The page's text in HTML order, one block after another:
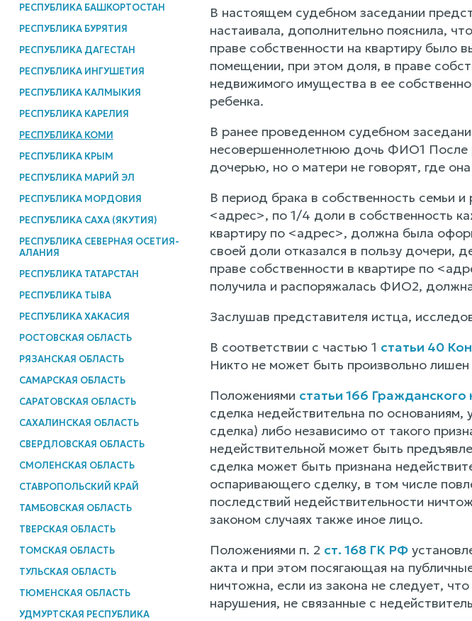
РЕСПУБЛИКА БАШКОРТОСТАН
РЕСПУБЛИКА БУРЯТИЯ
РЕСПУБЛИКА ДАГЕСТАН
РЕСПУБЛИКА ИНГУШЕТИЯ
РЕСПУБЛИКА КАЛМЫКИЯ
РЕСПУБЛИКА КАРЕЛИЯ
РЕСПУБЛИКА КОМИ
РЕСПУБЛИКА КРЫМ
РЕСПУБЛИКА МАРИЙ ЭЛ
РЕСПУБЛИКА МОРДОВИЯ
РЕСПУБЛИКА САХА (ЯКУТИЯ)
РЕСПУБЛИКА СЕВЕРНАЯ ОСЕТИЯ-
АЛАНИЯ
РЕСПУБЛИКА ТАТАРСТАН
РЕСПУБЛИКА ТЫВА
РЕСПУБЛИКА ХАКАСИЯ
РОСТОВСКАЯ ОБЛАСТЬ
РЯЗАНСКАЯ ОБЛАСТЬ
САМАРСКАЯ ОБЛАСТЬ
САРАТОВСКАЯ ОБЛАСТЬ
САХАЛИНСКАЯ ОБЛАСТЬ
СВЕРДЛОВСКАЯ ОБЛАСТЬ
СМОЛЕНСКАЯ ОБЛАСТЬ
СТАВРОПОЛЬСКИЙ КРАЙ
ТАМБОВСКАЯ ОБЛАСТЬ
ТВЕРСКАЯ ОБЛАСТЬ
ТОМСКАЯ ОБЛАСТЬ
ТУЛЬСКАЯ ОБЛАСТЬ
ТЮМЕНСКАЯ ОБЛАСТЬ
УДМУРТСКАЯ РЕСПУБЛИКА
В настоящем судебном заседании
настаивала, дополнительно пояснила,
праве собственности на квартиру было
помещении, при этом доля, в праве
недвижимого имущества в ее
ребенка.
В ранее проведенном судебном
несовершеннолетнюю дочь ФИО1 После
дочерью, но о матери не говорят, где
В период брака в собственность
<адрес>, по 1/4 доли в собственность
квартиру по <адрес>, должна была
своей доли отказался в пользу дочери,
праве собственности в квартире по
получила и распоряжалась ФИО2,
Заслушав представителя истца,
В соответствии с частью 1 статьи 40
Никто не может быть произвольно
Положениями статьи 166
сделка недействительна по
сделка) либо независимо от такого
недействительной может быть
сделка может быть признана
оспаривающего сделку, в том числе
последствий недействительности
законом случаях также иное лицо.
Положениями п. 2 ст. 168 ГК РФ
акта и при этом посягающая на
ничтожна, если из закона не следует,
нарушения, не связанные с